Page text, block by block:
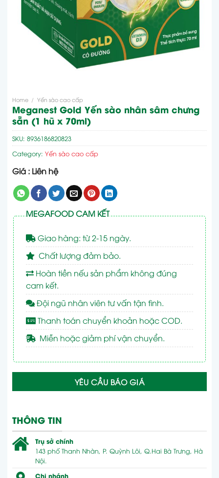
Home / Yến sào cao cấp
Meganest Gold Yến sào nhân sâm chưng
sẵn (1 hũ x 70ml)
SKU: 8936186820823
Category: Yến sào cao cấp
Giá : Liên hệ
MEGAFOOD CAM KẾT
Giao hàng: từ 2-15 ngày.
Chất lượng đảm bảo.
Hoàn tiền nếu sản phẩm không đúng
cam kết.
Đội ngũ nhân viên tư vấn tận tình.
Thanh toán chuyển khoản hoặc COD.
Miễn hoặc giảm phí vận chuyển.
YÊU CẦU BÁO GIÁ
THÔNG TIN
Trụ sở chính
143 phố Thanh Nhàn, P. Quỳnh Lôi, Q.Hai Bà Trưng, Hà
Nội.
Chi nhánh